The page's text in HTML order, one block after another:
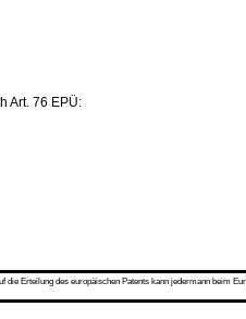
Art. 76 EPÜ:
die Erteilung des europäischen Patents kann jedermann